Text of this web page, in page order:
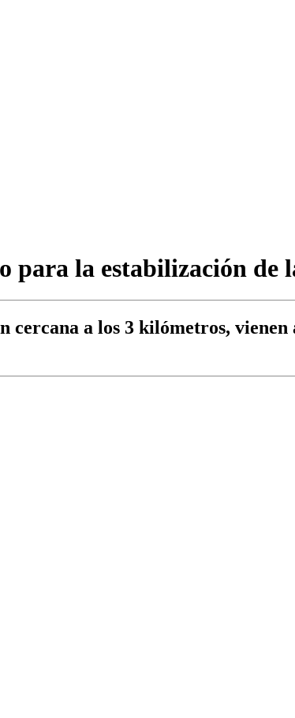
para la estabilización de
cercana a los 3 kilómetros,